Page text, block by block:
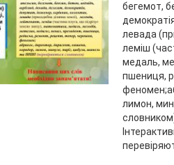
бегемот,
левада
леміш
медаль,
пшениця,
лимон,